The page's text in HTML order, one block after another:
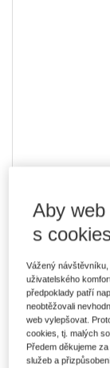
E-kniha
V prodeji -
Co je
Kde najdu
Aby
s
Vážený
uživatelského
předpoklady patří
neobtěžovali
web vylepšovat.
cookies, tj. malých
Předem děkujeme
služeb a